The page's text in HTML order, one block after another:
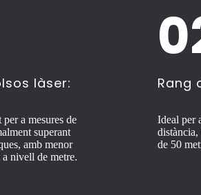
làser:
a mesures de
superant
amb menor
nivell de metre.
Rang
Ideal per
de 50